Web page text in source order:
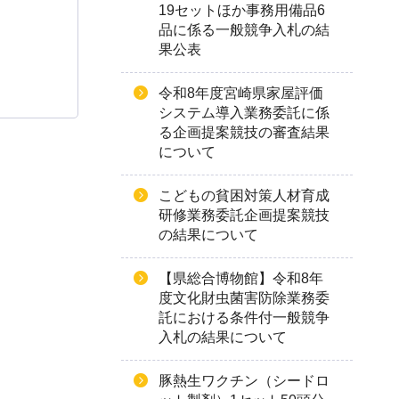
19セットほか事務用備品6
品に係る一般競争入札の結
果公表
令和8年度宮崎県家屋評価
システム導入業務委託に係
る企画提案競技の審査結果
について
こどもの貧困対策人材育成
研修業務委託企画提案競技
の結果について
【県総合博物館】令和8年
度文化財虫菌害防除業務委
託における条件付一般競争
入札の結果について
豚熱生ワクチン（シードロ